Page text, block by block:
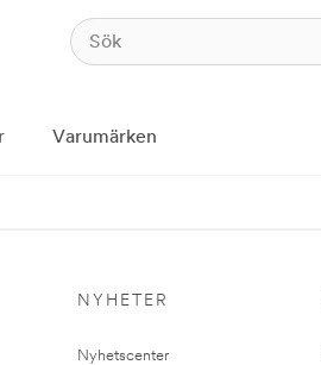
Varumärken
NYHETER
Nyhetscenter